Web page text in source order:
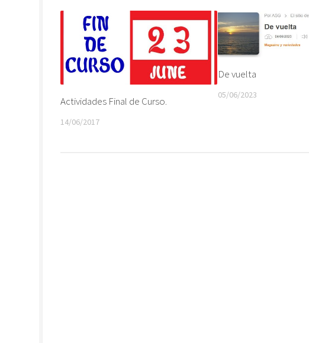
Actividades Final de Curso.
14/06/2017
De vuelta
05/06/2023